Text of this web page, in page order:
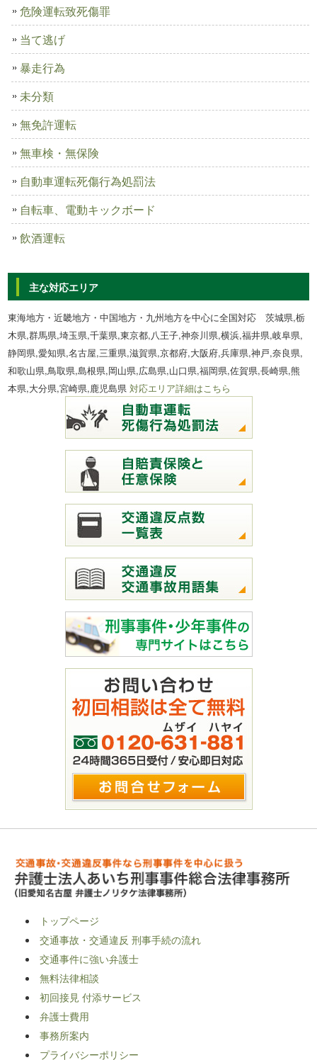
危険運転致死傷罪
当て逃げ
暴走行為
未分類
無免許運転
無車検・無保険
自動車運転死傷行為処罰法
自転車、電動キックボード
飲酒運転
主な対応エリア
東海地方・近畿地方・中国地方・九州地方を中心に全国対応 茨城県,栃
木県,群馬県,埼玉県,千葉県,東京都,八王子,神奈川県,横浜,福井県,岐阜県,
静岡県,愛知県,名古屋,三重県,滋賀県,京都府,大阪府,兵庫県,神戸,奈良県,
和歌山県,鳥取県,島根県,岡山県,広島県,山口県,福岡県,佐賀県,長崎県,熊
本県,大分県,宮崎県,鹿児島県対応エリア詳細はこちら
トップページ
交通事故・交通違反 刑事手続の流れ
交通事件に強い弁護士
無料法律相談
初回接見 付添サービス
弁護士費用
事務所案内
プライバシーポリシー